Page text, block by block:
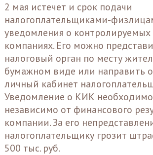
2 мая истечет и срок подачи
налогоплательщиками-
уведомления о
компаниях. Его можно
налоговый орган по месту
бумажном виде или направить
личный кабинет
Уведомление о КИК необходимо
независимо от финансового
компании. За его
налогоплательщику грозит
500 тыс. руб.